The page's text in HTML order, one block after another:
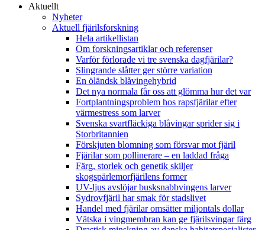
Aktuellt
Nyheter
Aktuell fjärilsforskning
Hela artikellistan
Om forskningsartiklar och referenser
Varför förlorade vi tre svenska dagfjärilar?
Slingrande slåtter ger större variation
En öländsk blåvingehybrid
Det nya normala får oss att glömma hur det var
Fortplantningsproblem hos rapsfjärilar efter
värmestress som larver
Svenska svartfläckiga blåvingar sprider sig i
Storbritannien
Förskjuten blomning som försvar mot fjäril
Fjärilar som pollinerare – en laddad fråga
Färg, storlek och genetik skiljer
skogspärlemorfjärilens former
UV-ljus avslöjar busksnabbvingens larver
Sydrovfjäril har smak för stadslivet
Handel med fjärilar omsätter miljontals dollar
Vätska i vingmembran kan ge fjärilsvingar färg